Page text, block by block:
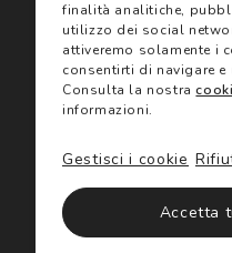
Servizi
Trova negozio
Gift Card
Avvertenze e
finalità analitiche,
utilizzo dei social
attiveremo solamente i
consentirti di navigare
Consulta la nostra
informazioni.
Accetta
Gestisci i cookie